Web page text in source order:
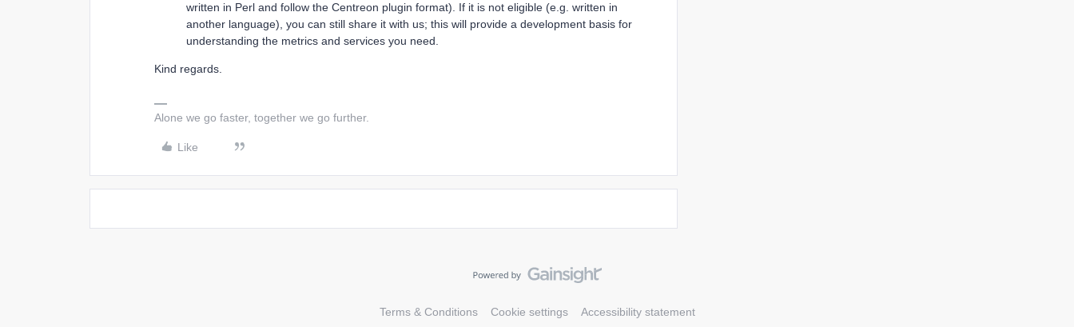
written in Perl and follow the Centreon plugin format). If it is not eligible (e.g. written in
another language), you can still share it with us; this will provide a development basis for
understanding the metrics and services you need.
Kind regards.
Alone we go faster, together we go further.
Like
Terms & Conditions Cookie settings Accessibility statement